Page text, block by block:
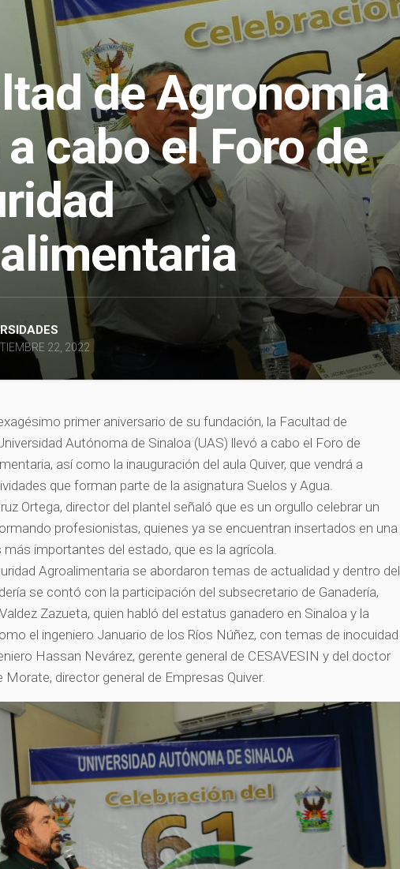
de Agronomía
cabo el Foro de
22, 2022
primer aniversario de su fundación, la Facultad de
Autónoma de Sinaloa (UAS) llevó a cabo el Foro de
así como la inauguración del aula Quiver, que vendrá a
que forman parte de la asignatura Suelos y Agua.
Ortega, director del plantel señaló que es un orgullo celebrar un
profesionistas, quienes ya se encuentran insertados en una
más importantes del estado, que es la agrícola.
Agroalimentaria se abordaron temas de actualidad y dentro del
se contó con la participación del subsecretario de Ganadería,
Zazueta, quien habló del estatus ganadero en Sinaloa y la
el ingeniero Januario de los Ríos Núñez, con temas de inocuidad
Hassan Nevárez, gerente general de CESAVESIN y del doctor
Morate, director general de Empresas Quiver.